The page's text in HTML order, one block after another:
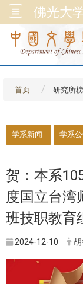
佛光大
首页 研究所
学系新闻 学系
贺：本系
度国立台湾
班技职教育
2024-12-10